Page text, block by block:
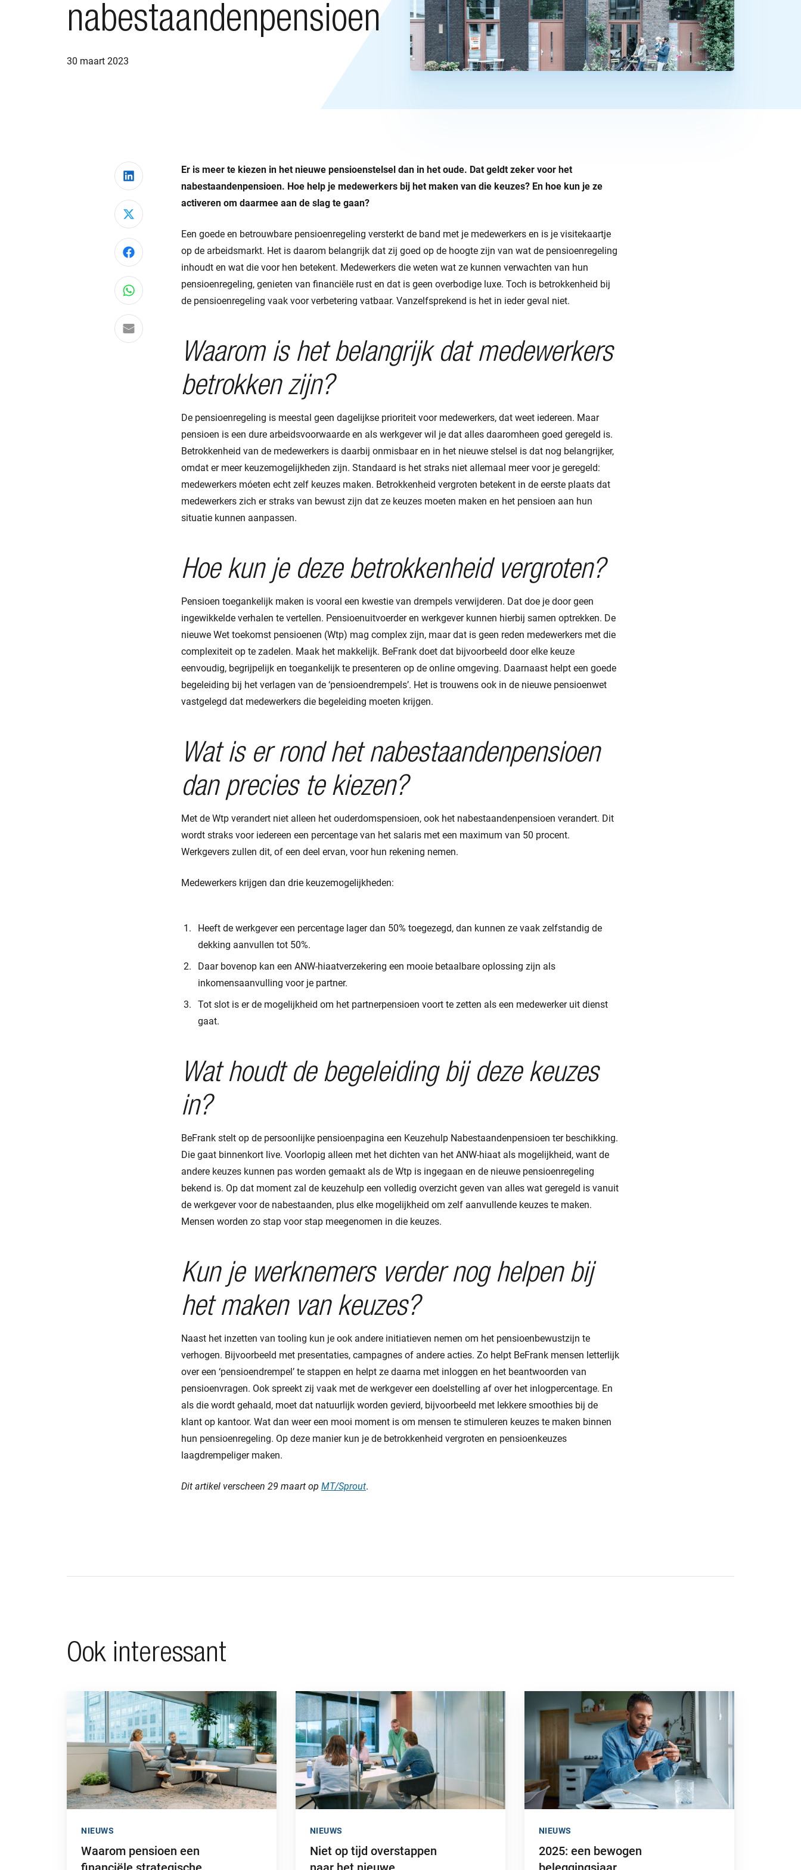
nabestaandenpensioen
30 maart 2023
Er is meer te kiezen in het nieuwe pensioenstelsel dan in het oude. Dat geldt zeker voor het
nabestaandenpensioen. Hoe help je medewerkers bij het maken van die keuzes? En hoe kun je ze
activeren om daarmee aan de slag te gaan?
Een goede en betrouwbare pensioenregeling versterkt de band met je medewerkers en is je visitekaartje
op de arbeidsmarkt. Het is daarom belangrijk dat zij goed op de hoogte zijn van wat de pensioenregeling
inhoudt en wat die voor hen betekent. Medewerkers die weten wat ze kunnen verwachten van hun
pensioenregeling, genieten van financiële rust en dat is geen overbodige luxe. Toch is betrokkenheid bij
de pensioenregeling vaak voor verbetering vatbaar. Vanzelfsprekend is het in ieder geval niet.
Waarom is het belangrijk dat medewerkers
betrokken zijn?
De pensioenregeling is meestal geen dagelijkse prioriteit voor medewerkers, dat weet iedereen. Maar
pensioen is een dure arbeidsvoorwaarde en als werkgever wil je dat alles daaromheen goed geregeld is.
Betrokkenheid van de medewerkers is daarbij onmisbaar en in het nieuwe stelsel is dat nog belangrijker,
omdat er meer keuzemogelijkheden zijn. Standaard is het straks niet allemaal meer voor je geregeld:
medewerkers móeten echt zelf keuzes maken. Betrokkenheid vergroten betekent in de eerste plaats dat
medewerkers zich er straks van bewust zijn dat ze keuzes moeten maken en het pensioen aan hun
situatie kunnen aanpassen.
Hoe kun je deze betrokkenheid vergroten?
Pensioen toegankelijk maken is vooral een kwestie van drempels verwijderen. Dat doe je door geen
ingewikkelde verhalen te vertellen. Pensioenuitvoerder en werkgever kunnen hierbij samen optrekken. De
nieuwe Wet toekomst pensioenen (Wtp) mag complex zijn, maar dat is geen reden medewerkers met die
complexiteit op te zadelen. Maak het makkelijk. BeFrank doet dat bijvoorbeeld door elke keuze
eenvoudig, begrijpelijk en toegankelijk te presenteren op de online omgeving. Daarnaast helpt een goede
begeleiding bij het verlagen van de ‘pensioendrempels’. Het is trouwens ook in de nieuwe pensioenwet
vastgelegd dat medewerkers die begeleiding moeten krijgen.
Wat is er rond het nabestaandenpensioen
dan precies te kiezen?
Met de Wtp verandert niet alleen het ouderdomspensioen, ook het nabestaandenpensioen verandert. Dit
wordt straks voor iedereen een percentage van het salaris met een maximum van 50 procent.
Werkgevers zullen dit, of een deel ervan, voor hun rekening nemen.
Medewerkers krijgen dan drie keuzemogelijkheden:
Heeft de werkgever een percentage lager dan 50% toegezegd, dan kunnen ze vaak zelfstandig de
dekking aanvullen tot 50%.
Daar bovenop kan een ANW-hiaatverzekering een mooie betaalbare oplossing zijn als
inkomensaanvulling voor je partner.
Tot slot is er de mogelijkheid om het partnerpensioen voort te zetten als een medewerker uit dienst
gaat.
Wat houdt de begeleiding bij deze keuzes
in?
BeFrank stelt op de persoonlijke pensioenpagina een Keuzehulp Nabestaandenpensioen ter beschikking.
Die gaat binnenkort live. Voorlopig alleen met het dichten van het ANW-hiaat als mogelijkheid, want de
andere keuzes kunnen pas worden gemaakt als de Wtp is ingegaan en de nieuwe pensioenregeling
bekend is. Op dat moment zal de keuzehulp een volledig overzicht geven van alles wat geregeld is vanuit
de werkgever voor de nabestaanden, plus elke mogelijkheid om zelf aanvullende keuzes te maken.
Mensen worden zo stap voor stap meegenomen in die keuzes.
Kun je werknemers verder nog helpen bij
het maken van keuzes?
Naast het inzetten van tooling kun je ook andere initiatieven nemen om het pensioenbewustzijn te
verhogen. Bijvoorbeeld met presentaties, campagnes of andere acties. Zo helpt BeFrank mensen letterlijk
over een ‘pensioendrempel’ te stappen en helpt ze daarna met inloggen en het beantwoorden van
pensioenvragen. Ook spreekt zij vaak met de werkgever een doelstelling af over het inlogpercentage. En
als die wordt gehaald, moet dat natuurlijk worden gevierd, bijvoorbeeld met lekkere smoothies bij de
klant op kantoor. Wat dan weer een mooi moment is om mensen te stimuleren keuzes te maken binnen
hun pensioenregeling. Op deze manier kun je de betrokkenheid vergroten en pensioenkeuzes
laagdrempeliger maken.
Dit artikel verscheen 29 maart op MT/Sprout.
Deel via LinkedIn
Deel via X
Deel via Facebook
Deel via WhatsApp
Delen via e-mail
Ook interessant
Ga naar “Waarom pensioen een financiële strategische factor kan zijn in je bedrijf”
Waarom pensioen een
NIEUWS
Ga naar “Niet op tijd overstappen naar het nieuwe pensioenstelsel heeft flinke fiscale gevolgen”
Niet op tijd overstappen
NIEUWS
Ga naar “2025: een bewogen beleggingsjaar”
2025: een bewogen
NIEUWS